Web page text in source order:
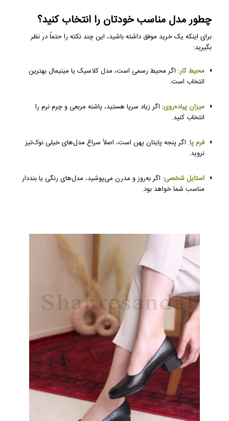
چطور مدل مناسب خودتان را انتخاب کنید؟
برای اینکه یک خرید موفق داشته باشید، این چند نکته را حتماً در نظر
بگیرید:
محیط کار: اگر محیط رسمی است، مدل کلاسیک یا مینیمال بهترین
انتخاب است.
میزان پیاده‌روی: اگر زیاد سرپا هستید، پاشنه مربعی و چرم نرم را
انتخاب کنید.
فرم پا: اگر پنجه پایتان پهن است، اصلاً سراغ مدل‌های خیلی نوک‌تیز
نروید.
استایل شخصی: اگر به‌روز و مدرن می‌پوشید، مدل‌های رنگی یا بنددار
مناسب شما خواهد بود.